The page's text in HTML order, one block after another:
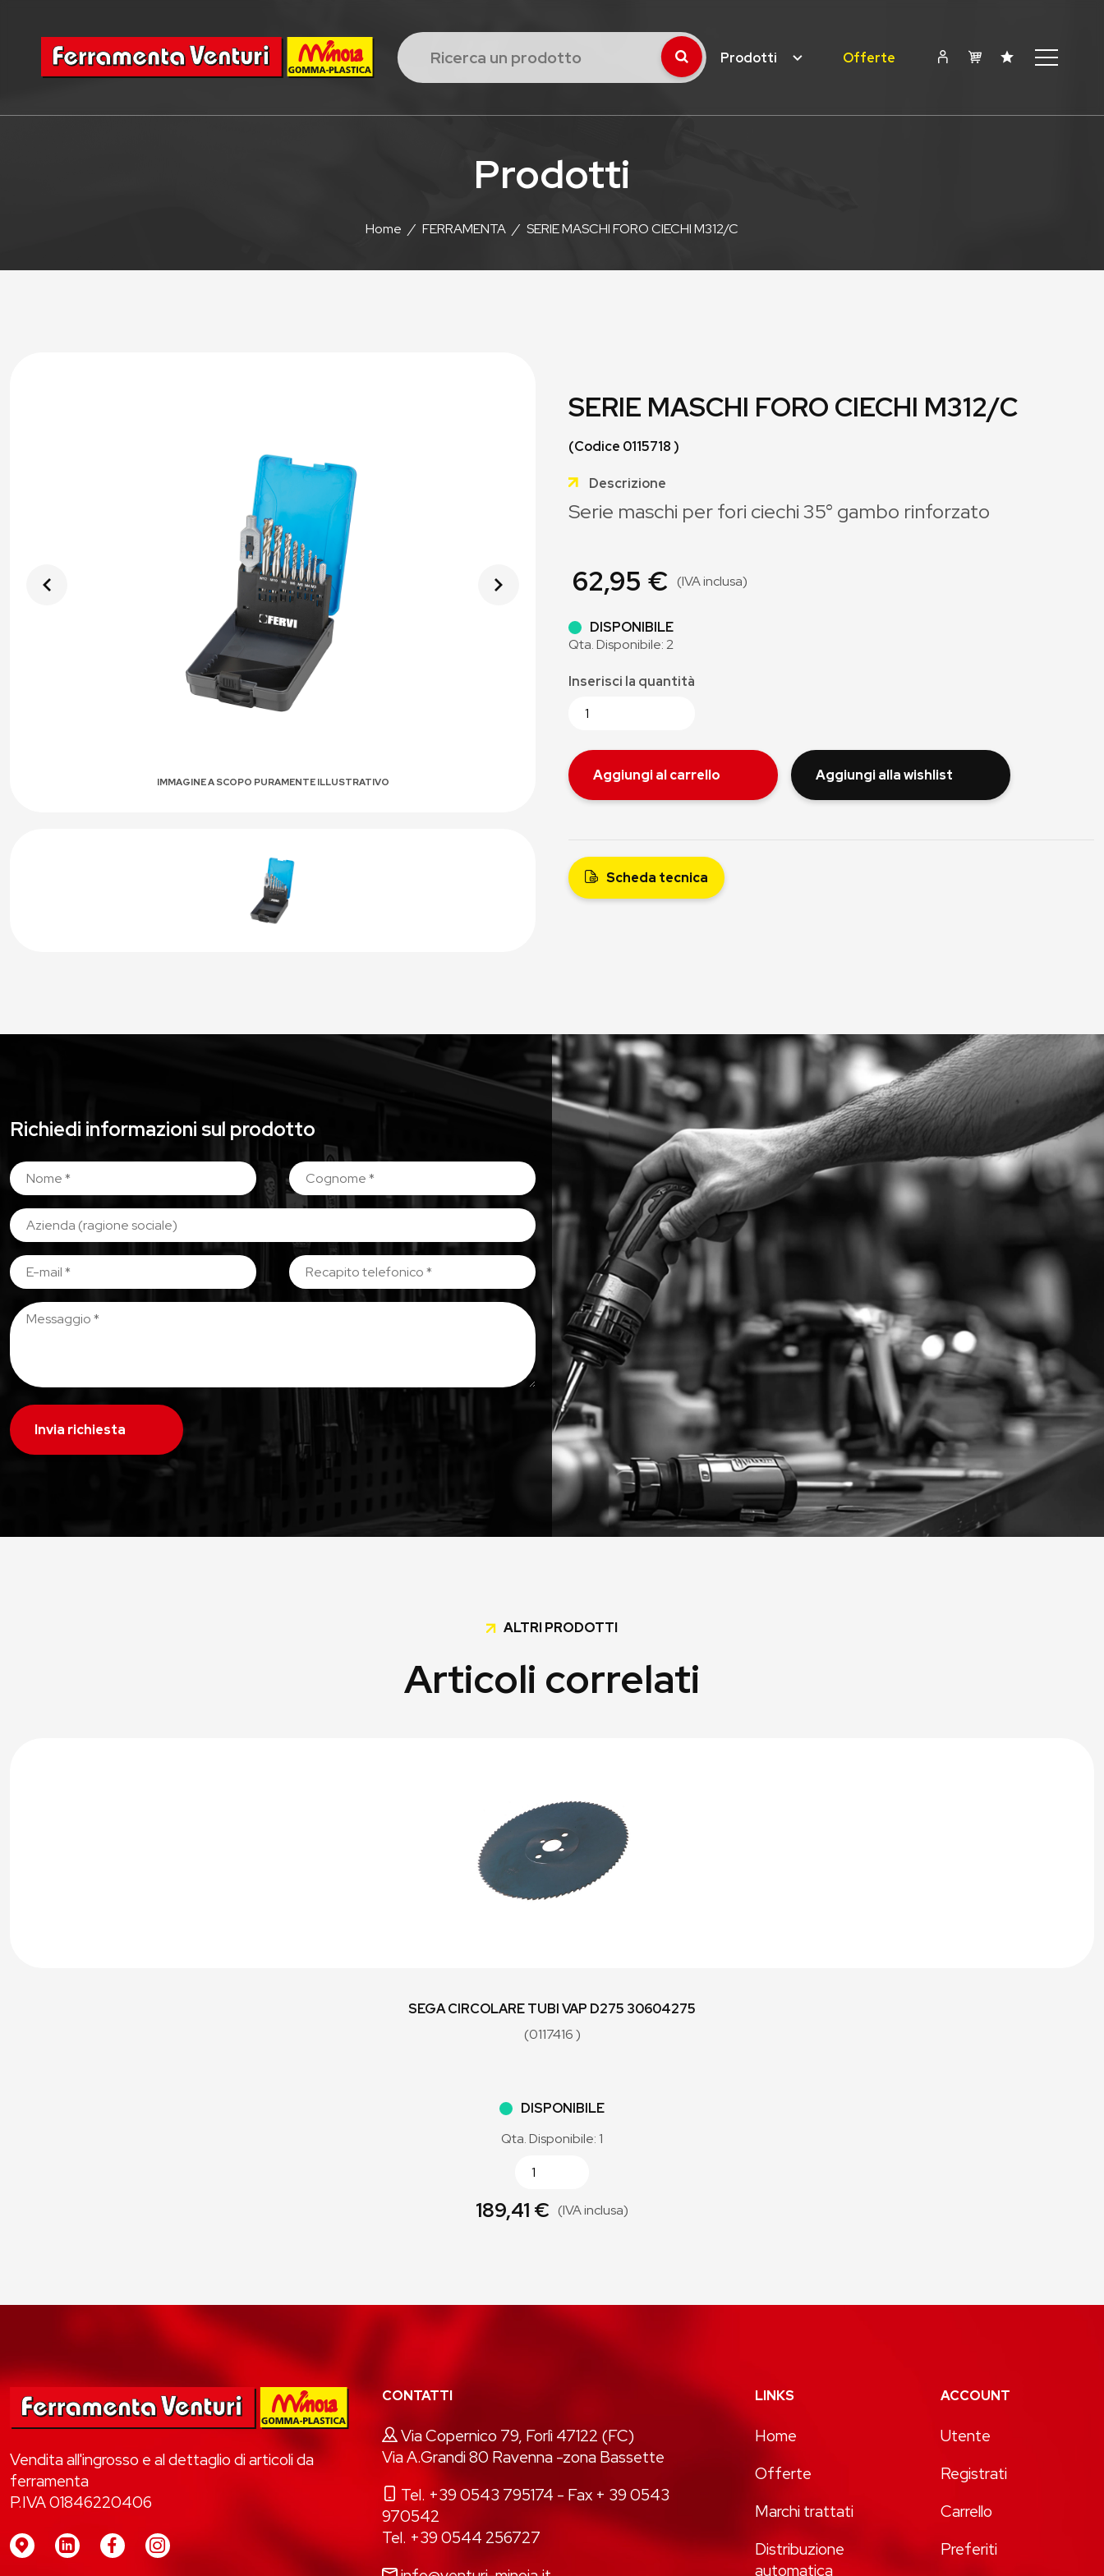
Prodotti Offerte
Prodotti
Home / FERRAMENTA / SERIE MASCHI FORO CIECHI M312/C
IMMAGINE A SCOPO PURAMENTE ILLUSTRATIVO
SERIE MASCHI FORO CIECHI M312/C
(Codice 0115718 )
Descrizione
Serie maschi per fori ciechi 35° gambo rinforzato
62,95 € (IVA inclusa)
DISPONIBILE
Qta. Disponibile: 2
Inserisci la quantità
Aggiungi al carrello Aggiungi alla wishlist
Scheda tecnica
Richiedi informazioni sul prodotto
Invia richiesta
ALTRI PRODOTTI
Articoli correlati
SEGA CIRCOLARE TUBI VAP D275 30604275
(0117416 )
DISPONIBILE
Qta. Disponibile: 1
189,41 € (IVA inclusa)
Vendita all'ingrosso e al dettaglio di articoli da
ferramenta
P.IVA 01846220406
CONTATTI
Via Copernico 79, Forlì 47122 (FC)
Via A.Grandi 80 Ravenna -zona Bassette
Tel. +39 0543 795174 - Fax + 39 0543
970542
Tel. +39 0544 256727
LINKS
Home
Offerte
Marchi trattati
Distribuzione
automatica
ACCOUNT
Utente
Registrati
Carrello
Preferiti